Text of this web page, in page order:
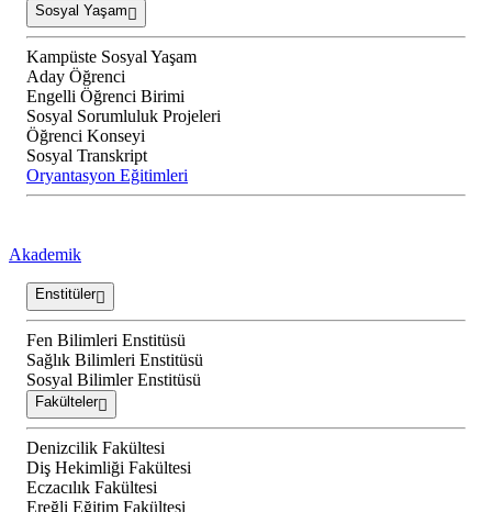
Sosyal Yaşam
Kampüste Sosyal Yaşam
Aday Öğrenci
Engelli Öğrenci Birimi
Sosyal Sorumluluk Projeleri
Öğrenci Konseyi
Sosyal Transkript
Oryantasyon Eğitimleri
Akademik
Enstitüler
Fen Bilimleri Enstitüsü
Sağlık Bilimleri Enstitüsü
Sosyal Bilimler Enstitüsü
Fakülteler
Denizcilik Fakültesi
Diş Hekimliği Fakültesi
Eczacılık Fakültesi
Ereğli Eğitim Fakültesi